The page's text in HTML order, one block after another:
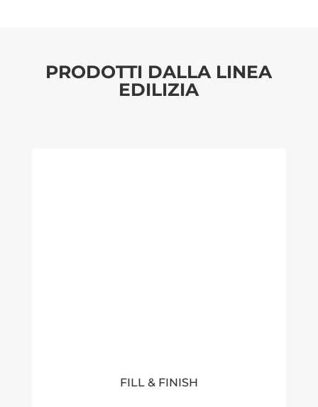
PRODOTTI DALLA LINEA
EDILIZIA
FILL & FINISH